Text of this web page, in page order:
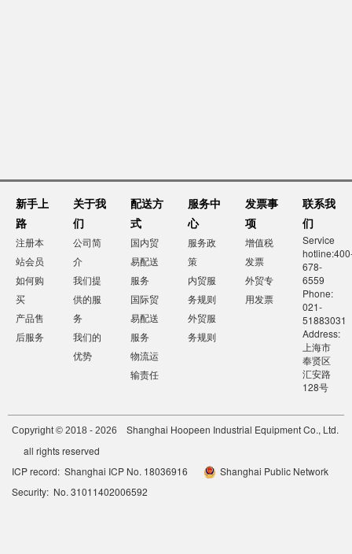
新手上
路
注册本
站会员
如何购
买
产品售
后服务
关于我
们
公司简
介
我们提
供的服
务
我们的
优势
配送方
式
国内贸
易配送
服务
国际贸
易配送
服务
物流运
输责任
服务中
心
服务政
策
内贸服
务规则
外贸服
务规则
发票事
项
增值税
发票
外贸专
用发票
联系我
们
Service
678-
6559
Phone:
021-
51883031
Address:
上海市
奉贤区
汇安路
128号
Copyright © 2018 - 2026 Shanghai Hoopeen Industrial Equipment Co., Ltd.
all rights reserved
ICP record: Shanghai ICP No. 18036916
Shanghai Public Network
Security: No. 31011402006592